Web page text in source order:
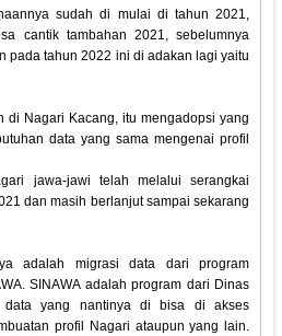
sudah di mulai di tahun 2021,
cantik tambahan 2021, sebelumnya
pada tahun 2022 ini di adakan lagi yaitu
di Nagari Kacang, itu mengadopsi yang
data yang sama mengenai profil
jawa-jawi telah melalui serangkai
dan masih berlanjut sampai sekarang
adalah migrasi data dari program
SINAWA adalah program dari Dinas
data yang nantinya di bisa di akses
profil Nagari ataupun yang lain.